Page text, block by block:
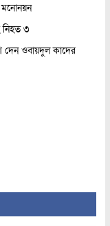
মনোনয়ন
নিহত ৩
দেন ওবায়দুল কাদের